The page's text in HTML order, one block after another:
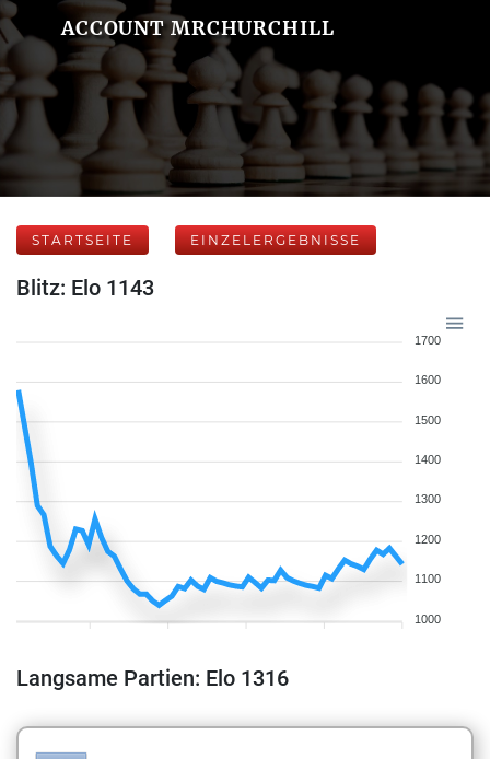
ACCOUNT MRCHURCHILL
STARTSEITE EINZELERGEBNISSE
Blitz: Elo 1143
1700
1600
1500
1400
1300
1200
1100
1000
Langsame Partien: Elo 1316